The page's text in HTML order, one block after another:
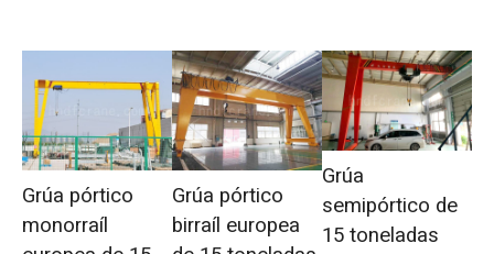
Grúa pórtico
monorraíl
Grúa pórtico
birraíl europea
Grúa
semipórtico de
15 toneladas